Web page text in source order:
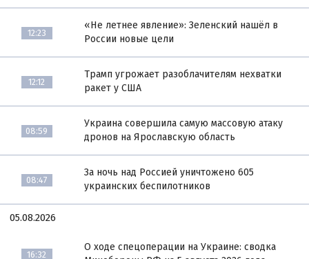
12:23
«Не летнее явление»: Зеленский нашёл в
России новые цели
12:12
Трамп угрожает разоблачителям нехватки
ракет у США
08:59
Украина совершила самую массовую атаку
дронов на Ярославскую область
08:47
За ночь над Россией уничтожено 605
украинских беспилотников
05.08.2026
16:32
О ходе спецоперации на Украине: сводка